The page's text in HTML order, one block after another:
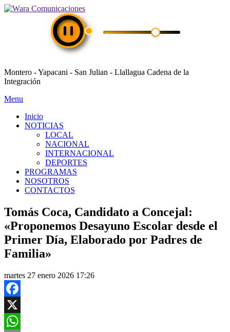
Montero - Yapacani - San Julian - Llallagua Cadena de la
Integración
Menu
Inicio
NOTICIAS
LOCAL
NACIONAL
INTERNACIONAL
DEPORTES
PROGRAMAS
NOSOTROS
CONTACTOS
Tomás Coca, Candidato a Concejal:
«Proponemos Desayuno Escolar desde el
Primer Día, Elaborado por Padres de
Familia»
martes 27 enero 2026 17:26
Facebook
X